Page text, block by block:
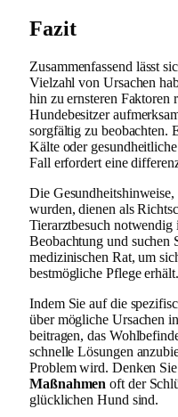
Fazit
Zusammenfassend lässt
Vielzahl von Ursachen
hin zu ernsteren Faktoren
Hundebesitzer
sorgfältig zu beobachten.
Kälte oder
Fall erfordert eine
Die
wurden, dienen als
Tierarztbesuch
Beobachtung und suchen
medizinischen Rat, um
bestmögliche Pflege erhält.
Indem Sie auf die
über mögliche Ursachen
beitragen, das
schnelle Lösungen
Problem wird. Denken
Maßnahmen oft der
glücklichen Hund sind.